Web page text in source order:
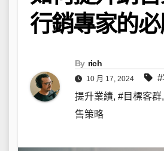
行銷專家的
By rich
10 月 17, 2024
提升業績, #目標客群,
售策略